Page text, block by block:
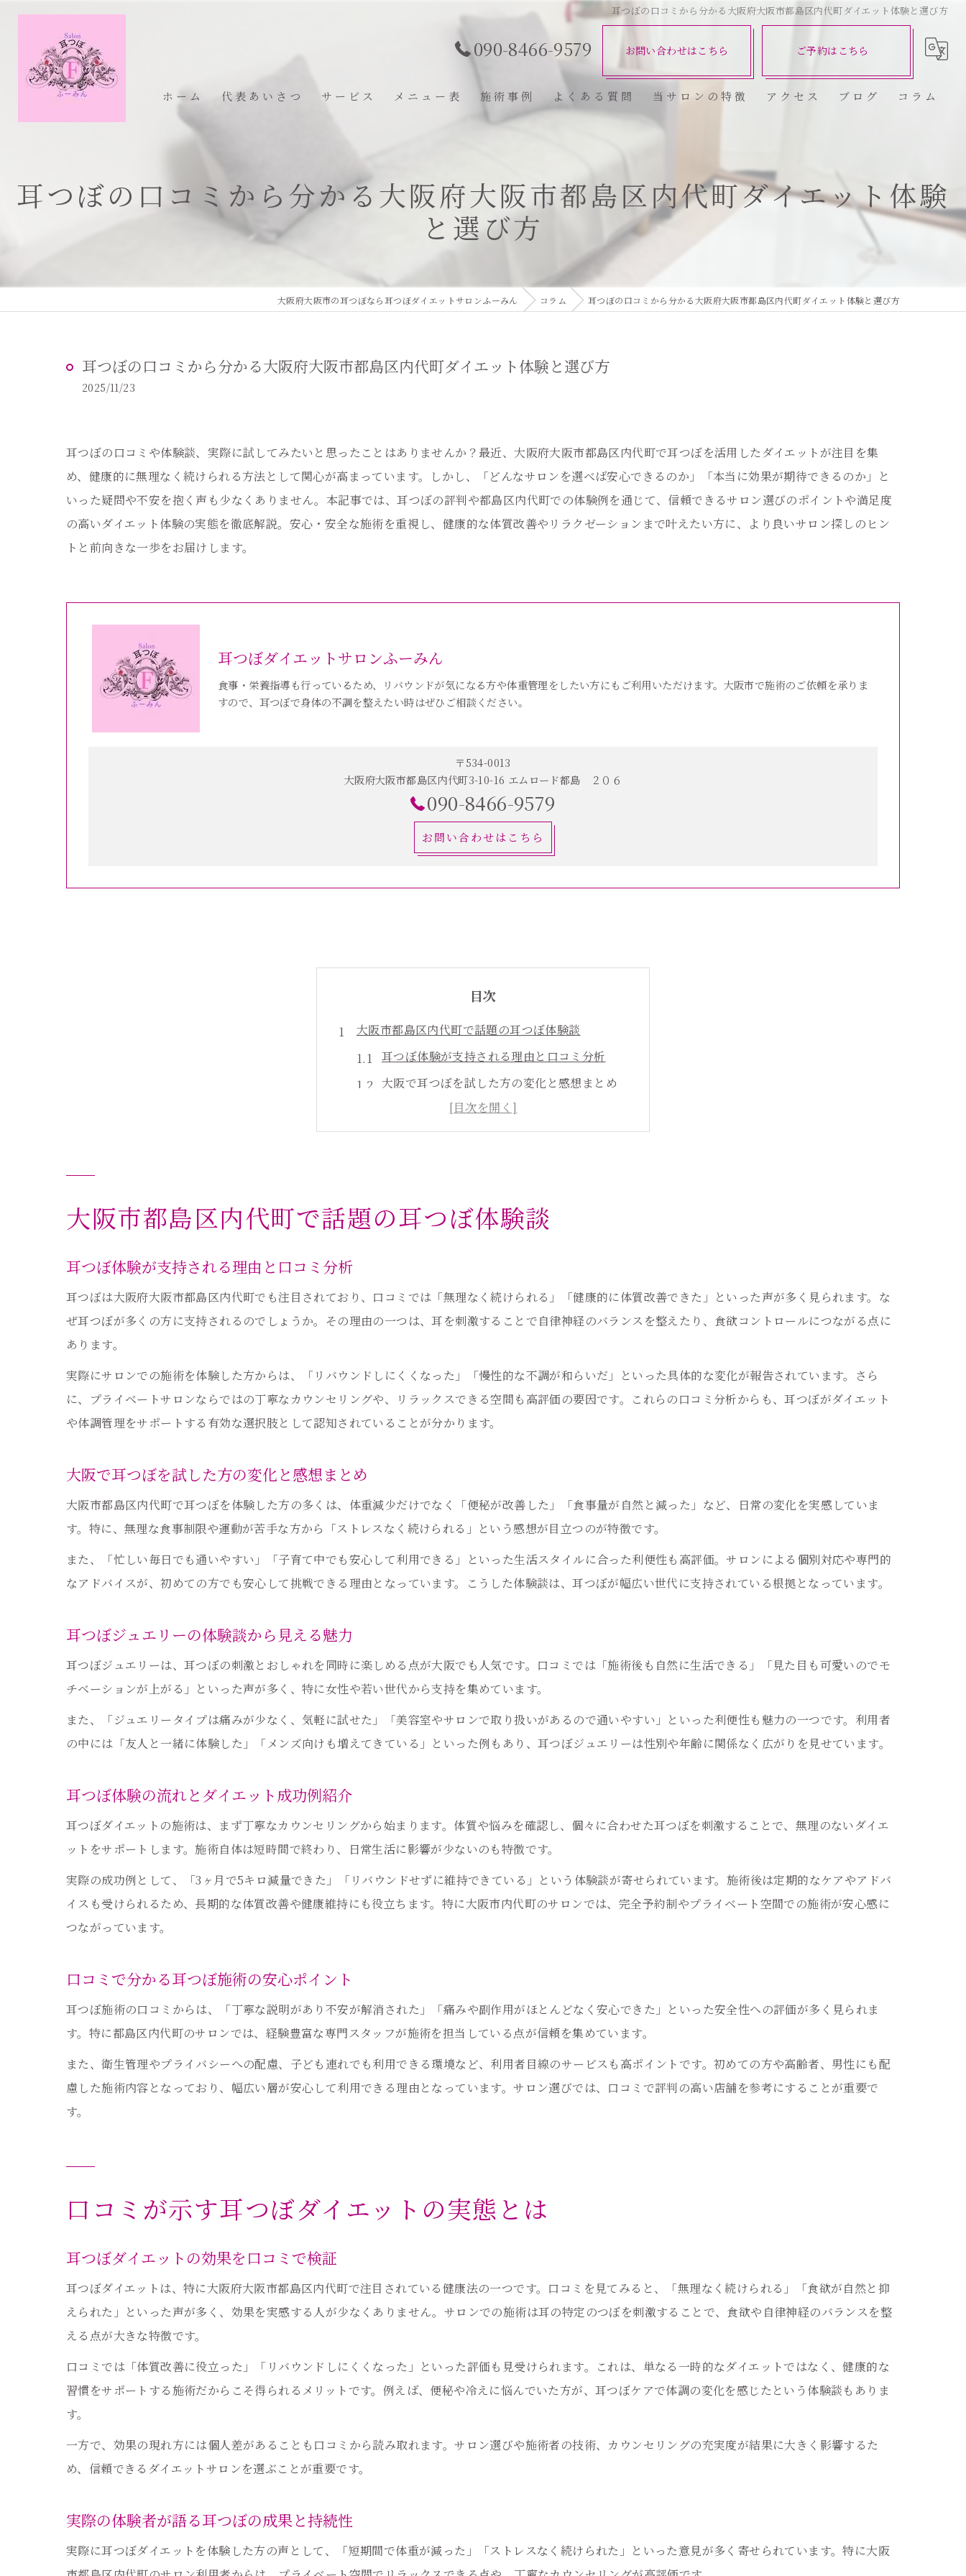
耳つぼの口コミから分かる大阪府大阪市都島区内代町ダイエット体験と選び方
090-8466-9579 お問い合わせはこちら ご予約はこちら
ホーム 代表あいさつ サービス メニュー表 施術事例 よくある質問 当サロンの特徴
健康
美容エステ
アクセス ブログ コラム
耳つぼの口コミから分かる大阪府大阪市都島区内代町ダイエット体験
と選び方
大阪府大阪市の耳つぼなら耳つぼダイエットサロンふーみん コラム 耳つぼの口コミから分かる大阪府大阪市都島区内代町ダイエット体験と選び方
耳つぼの口コミから分かる大阪府大阪市都島区内代町ダイエット体験と選び方
2025/11/23
耳つぼの口コミや体験談、実際に試してみたいと思ったことはありませんか？最近、大阪府大阪市都島区内代町で耳つぼを活用したダイエットが注目を集
め、健康的に無理なく続けられる方法として関心が高まっています。しかし、「どんなサロンを選べば安心できるのか」「本当に効果が期待できるのか」と
いった疑問や不安を抱く声も少なくありません。本記事では、耳つぼの評判や都島区内代町での体験例を通じて、信頼できるサロン選びのポイントや満足度
の高いダイエット体験の実態を徹底解説。安心・安全な施術を重視し、健康的な体質改善やリラクゼーションまで叶えたい方に、より良いサロン探しのヒン
トと前向きな一歩をお届けします。
耳つぼダイエットサロンふーみん
食事・栄養指導も行っているため、リバウンドが気になる方や体重管理をしたい方にもご利用いただけます。大阪市で施術のご依頼を承りま
すので、耳つぼで身体の不調を整えたい時はぜひご相談ください。
〒534-0013
大阪府大阪市都島区内代町3-10-16 エムロード都島 ２０６
090-8466-9579
お問い合わせはこちら
目次
大阪市都島区内代町で話題の耳つぼ体験談
耳つぼ体験が支持される理由と口コミ分析
大阪で耳つぼを試した方の変化と感想まとめ
耳つぼジュエリーの体験談から見える魅力
耳つぼ体験の流れとダイエット成功例紹介
耳つぼダイエットの効果を口コミで検証
耳つぼダイエットのメリットと満足度の声
大阪の耳つぼダイエット口コミ徹底比較
耳つぼ施術の効果を口コミが裏付ける理由
耳つぼで期待できる体質改善の実例紹介
評判が高い耳つぼサロンの施術ポイント
無理なく続ける耳つぼダイエットのヒント
耳つぼダイエットを継続するコツと工夫
口コミで分かる無理なく続ける秘訣とは
耳つぼと食事管理を併用するポイント
体質改善を目指す方へ耳つぼの魅力紹介
耳つぼが体質改善に役立つ理由と方法
耳つぼ体験と体質改善の口コミ紹介
耳つぼジュエリーの美容効果に注目
口コミで安心の耳つぼ選び方ガイド
信頼できる耳つぼサロン選びの基準
口コミを活用した耳つぼサロンの探し方
安心の耳つぼ施術を見極めるポイント
大阪市都島区内代町で話題の耳つぼ体験談
耳つぼ体験が支持される理由と口コミ分析
耳つぼは大阪府大阪市都島区内代町でも注目されており、口コミでは「無理なく続けられる」「健康的に体質改善できた」といった声が多く見られます。な
ぜ耳つぼが多くの方に支持されるのでしょうか。その理由の一つは、耳を刺激することで自律神経のバランスを整えたり、食欲コントロールにつながる点に
あります。
実際にサロンでの施術を体験した方からは、「リバウンドしにくくなった」「慢性的な不調が和らいだ」といった具体的な変化が報告されています。さら
に、プライベートサロンならではの丁寧なカウンセリングや、リラックスできる空間も高評価の要因です。これらの口コミ分析からも、耳つぼがダイエット
や体調管理をサポートする有効な選択肢として認知されていることが分かります。
大阪で耳つぼを試した方の変化と感想まとめ
大阪市都島区内代町で耳つぼを体験した方の多くは、体重減少だけでなく「便秘が改善した」「食事量が自然と減った」など、日常の変化を実感していま
す。特に、無理な食事制限や運動が苦手な方から「ストレスなく続けられる」という感想が目立つのが特徴です。
また、「忙しい毎日でも通いやすい」「子育て中でも安心して利用できる」といった生活スタイルに合った利便性も高評価。サロンによる個別対応や専門的
なアドバイスが、初めての方でも安心して挑戦できる理由となっています。こうした体験談は、耳つぼが幅広い世代に支持されている根拠となっています。
耳つぼジュエリーの体験談から見える魅力
耳つぼジュエリーは、耳つぼの刺激とおしゃれを同時に楽しめる点が大阪でも人気です。口コミでは「施術後も自然に生活できる」「見た目も可愛いのでモ
チベーションが上がる」といった声が多く、特に女性や若い世代から支持を集めています。
また、「ジュエリータイプは痛みが少なく、気軽に試せた」「美容室やサロンで取り扱いがあるので通いやすい」といった利便性も魅力の一つです。利用者
の中には「友人と一緒に体験した」「メンズ向けも増えてきている」といった例もあり、耳つぼジュエリーは性別や年齢に関係なく広がりを見せています。
耳つぼ体験の流れとダイエット成功例紹介
耳つぼダイエットの施術は、まず丁寧なカウンセリングから始まります。体質や悩みを確認し、個々に合わせた耳つぼを刺激することで、無理のないダイエ
ットをサポートします。施術自体は短時間で終わり、日常生活に影響が少ないのも特徴です。
実際の成功例として、「3ヶ月で5キロ減量できた」「リバウンドせずに維持できている」という体験談が寄せられています。施術後は定期的なケアやアドバ
イスも受けられるため、長期的な体質改善や健康維持にも役立ちます。特に大阪市内代町のサロンでは、完全予約制やプライベート空間での施術が安心感に
つながっています。
口コミで分かる耳つぼ施術の安心ポイント
耳つぼ施術の口コミからは、「丁寧な説明があり不安が解消された」「痛みや副作用がほとんどなく安心できた」といった安全性への評価が多く見られま
す。特に都島区内代町のサロンでは、経験豊富な専門スタッフが施術を担当している点が信頼を集めています。
また、衛生管理やプライバシーへの配慮、子ども連れでも利用できる環境など、利用者目線のサービスも高ポイントです。初めての方や高齢者、男性にも配
慮した施術内容となっており、幅広い層が安心して利用できる理由となっています。サロン選びでは、口コミで評判の高い店舗を参考にすることが重要で
す。
口コミが示す耳つぼダイエットの実態とは
耳つぼダイエットの効果を口コミで検証
耳つぼダイエットは、特に大阪府大阪市都島区内代町で注目されている健康法の一つです。口コミを見てみると、「無理なく続けられる」「食欲が自然と抑
えられた」といった声が多く、効果を実感する人が少なくありません。サロンでの施術は耳の特定のつぼを刺激することで、食欲や自律神経のバランスを整
える点が大きな特徴です。
口コミでは「体質改善に役立った」「リバウンドしにくくなった」といった評価も見受けられます。これは、単なる一時的なダイエットではなく、健康的な
習慣をサポートする施術だからこそ得られるメリットです。例えば、便秘や冷えに悩んでいた方が、耳つぼケアで体調の変化を感じたという体験談もありま
す。
一方で、効果の現れ方には個人差があることも口コミから読み取れます。サロン選びや施術者の技術、カウンセリングの充実度が結果に大きく影響するた
め、信頼できるダイエットサロンを選ぶことが重要です。
実際の体験者が語る耳つぼの成果と持続性
実際に耳つぼダイエットを体験した方の声として、「短期間で体重が減った」「ストレスなく続けられた」といった意見が多く寄せられています。特に大阪